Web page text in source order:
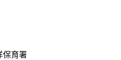
保育署